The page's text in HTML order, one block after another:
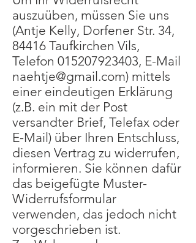
auszuüben, müssen Sie uns
(Antje Kelly, Dorfener Str. 34,
84416 Taufkirchen Vils,
Telefon 015207923403, E-Mail
naehtje@gmail.com) mittels
einer eindeutigen Erklärung
(z.B. ein mit der Post
versandter Brief, Telefax oder
E-Mail) über Ihren Entschluss,
diesen Vertrag zu widerrufen,
informieren. Sie können dafür
das beigefügte Muster-
Widerrufsformular
verwenden, das jedoch nicht
vorgeschrieben ist.